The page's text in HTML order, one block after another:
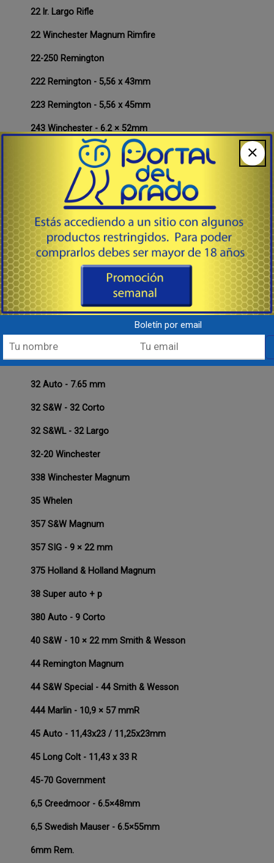
22 lr. Largo Rifle
22 Winchester Magnum Rimfire
22-250 Remington
222 Remington - 5,56 x 43mm
223 Remington - 5,56 x 45mm
243 Winchester - 6.2 × 52mm
25 Auto - 6.35mm Browning
25-06 Remington - 6,4 x 63 Remington
257 Weatherby Magnum
260 Remington - 6.5 x 51mm
270 Winchester - 6,8 × 64 mm
30 US Carabina - 7,62 x 33 M1
30-06 Springfield - 7.62 × 63mm
30-30 Winchester
300 Winchester Magnum - 7,62 x 67mm
308 Winchester - 7.62 × 51mm
32 Auto - 7.65 mm
32 S&W - 32 Corto
32 S&WL - 32 Largo
32-20 Winchester
338 Winchester Magnum
35 Whelen
357 S&W Magnum
357 SIG - 9 × 22 mm
375 Holland & Holland Magnum
38 Super auto + p
380 Auto - 9 Corto
40 S&W - 10 × 22 mm Smith & Wesson
44 Remington Magnum
44 S&W Special - 44 Smith & Wesson
444 Marlin - 10,9 × 57 mmR
45 Auto - 11,43x23 / 11,25x23mm
45 Long Colt - 11,43 x 33 R
45-70 Government
6,5 Creedmoor - 6.5×48mm
6,5 Swedish Mauser - 6.5×55mm
6mm Rem.
Boletín por email